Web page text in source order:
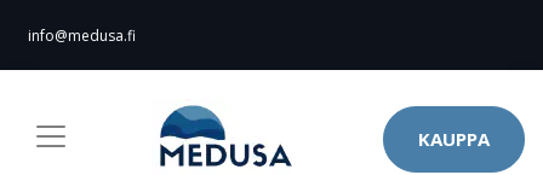
info@medusa.fi
KAUPPA